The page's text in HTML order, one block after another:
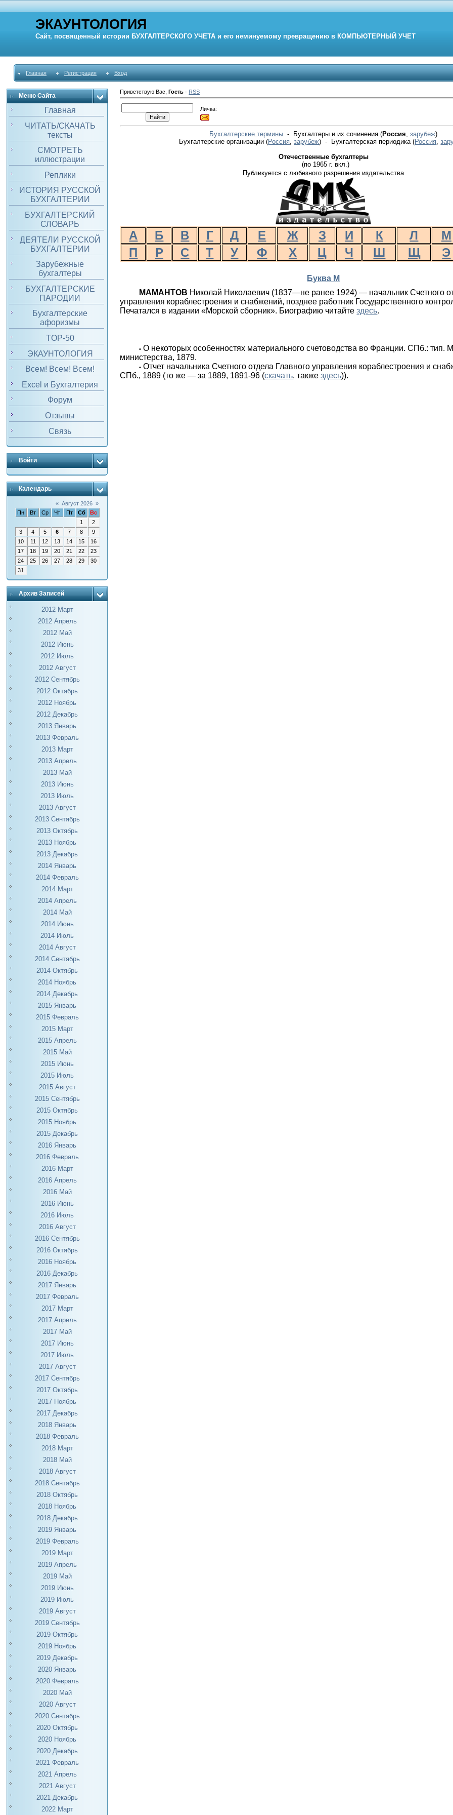
ЭКАУНТОЛОГИЯ
Сайт, посвященный истории БУХГАЛТЕРСКОГО УЧЕТА и его неминуемому превращению в КОМПЬЮТЕРНЫЙ УЧЕТ
Главная Регистрация Вход
Меню Сайта
Главная
ЧИТАТЬ/СКАЧАТЬ
тексты
СМОТРЕТЬ
иллюстрации
Реплики
ИСТОРИЯ РУССКОЙ
БУХГАЛТЕРИИ
БУХГАЛТЕРСКИЙ
СЛОВАРЬ
ДЕЯТЕЛИ РУССКОЙ
БУХГАЛТЕРИИ
Зарубежные
бухгалтеры
БУХГАЛТЕРСКИЕ
ПАРОДИИ
Бухгалтерские
афоризмы
TOP-50
ЭКАУНТОЛОГИЯ
Всем! Всем! Всем!
Excel и Бухгалтерия
Форум
Отзывы
Связь
Войти
Календарь
« Август 2026 »
Пн
Вт Ср Чт Пт Сб
Вс
1
2
3
4 5 6 7 8
9
10
11 12 13 14 15
16
17
18 19 20 21 22
23
24
25 26 27 28 29
30
31
Архив Записей
2012 Март
2012 Апрель
2012 Май
2012 Июнь
2012 Июль
2012 Август
2012 Сентябрь
2012 Октябрь
2012 Ноябрь
2012 Декабрь
2013 Январь
2013 Февраль
2013 Март
2013 Апрель
2013 Май
2013 Июнь
2013 Июль
2013 Август
2013 Сентябрь
2013 Октябрь
2013 Ноябрь
2013 Декабрь
2014 Январь
2014 Февраль
2014 Март
2014 Апрель
2014 Май
2014 Июнь
2014 Июль
2014 Август
2014 Сентябрь
2014 Октябрь
2014 Ноябрь
2014 Декабрь
2015 Январь
2015 Февраль
2015 Март
2015 Апрель
2015 Май
2015 Июнь
2015 Июль
2015 Август
2015 Сентябрь
2015 Октябрь
2015 Ноябрь
2015 Декабрь
2016 Январь
2016 Февраль
2016 Март
2016 Апрель
2016 Май
2016 Июнь
2016 Июль
2016 Август
2016 Сентябрь
2016 Октябрь
2016 Ноябрь
2016 Декабрь
2017 Январь
2017 Февраль
2017 Март
2017 Апрель
2017 Май
2017 Июнь
2017 Июль
2017 Август
2017 Сентябрь
2017 Октябрь
2017 Ноябрь
2017 Декабрь
2018 Январь
2018 Февраль
2018 Март
2018 Май
2018 Август
2018 Сентябрь
2018 Октябрь
2018 Ноябрь
2018 Декабрь
2019 Январь
2019 Февраль
2019 Март
2019 Апрель
2019 Май
2019 Июнь
2019 Июль
2019 Август
2019 Сентябрь
2019 Октябрь
2019 Ноябрь
2019 Декабрь
2020 Январь
2020 Февраль
2020 Май
2020 Август
2020 Сентябрь
2020 Октябрь
2020 Ноябрь
2020 Декабрь
2021 Февраль
2021 Апрель
2021 Август
2021 Декабрь
2022 Март
Приветствую Вас ,Гость · RSS
Личка:
Бухгалтерские термины - Бухгалтеры и их сочинения (Россия ,зарубеж)
Бухгалтерские организации(Россия ,зарубеж) - Бухгалтерская периодика(Россия ,
Отечественные бухгалтеры
(по 1965 г. вкл.)
Публикуется с любезного разрешения издательства
А Б В Г Д Е Ж З И К Л М
П
Р С Т У Ф Х Ц Ч Ш Щ Э
Буква М
МАМАНТОВ Николай Николаевич (1837—не ранее 1924) — начальник Счетного
управления кораблестроения и снабжений, позднее работник Государственного
Печатался в издании «Морской сборник». Биографию читайтездесь.
• О некоторых особенностях материального счетоводства во Франции. СПб.: тип.
министерства, 1879.
• Отчет начальника Счетного отдела Главного управления кораблестроения и
СПб., 1889 (то же — за 1889, 1891-96 (скачать, такжездесь)).